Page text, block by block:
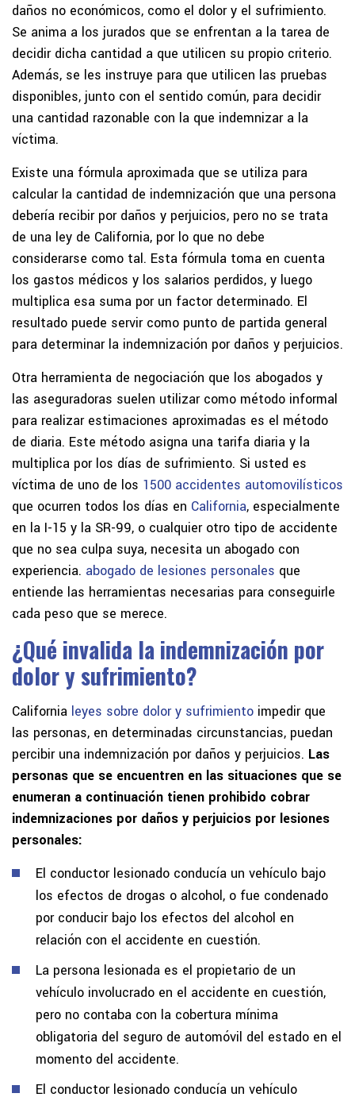
daños no económicos, como el dolor y el sufrimiento.
Se anima a los jurados que se enfrentan a la tarea de
decidir dicha cantidad a que utilicen su propio criterio.
Además, se les instruye para que utilicen las pruebas
disponibles, junto con el sentido común, para decidir
una cantidad razonable con la que indemnizar a la
víctima.
Existe una fórmula aproximada que se utiliza para
calcular la cantidad de indemnización que una persona
debería recibir por daños y perjuicios, pero no se trata
de una ley de California, por lo que no debe
considerarse como tal. Esta fórmula toma en cuenta
los gastos médicos y los salarios perdidos, y luego
multiplica esa suma por un factor determinado. El
resultado puede servir como punto de partida general
para determinar la indemnización por daños y perjuicios.
Otra herramienta de negociación que los abogados y
las aseguradoras suelen utilizar como método informal
para realizar estimaciones aproximadas es el método
de diaria. Este método asigna una tarifa diaria y la
multiplica por los días de sufrimiento. Si usted es
víctima de uno de los 1500 accidentes automovilísticos
que ocurren todos los días en California, especialmente
en la I-15 y la SR-99, o cualquier otro tipo de accidente
que no sea culpa suya, necesita un abogado con
experiencia. abogado de lesiones personales que
entiende las herramientas necesarias para conseguirle
cada peso que se merece.
¿Qué invalida la indemnización por
dolor y sufrimiento?
California leyes sobre dolor y sufrimiento impedir que
las personas, en determinadas circunstancias, puedan
percibir una indemnización por daños y perjuicios. Las
personas que se encuentren en las situaciones que se
enumeran a continuación tienen prohibido cobrar
indemnizaciones por daños y perjuicios por lesiones
personales:
El conductor lesionado conducía un vehículo bajo
los efectos de drogas o alcohol, o fue condenado
por conducir bajo los efectos del alcohol en
relación con el accidente en cuestión.
La persona lesionada es el propietario de un
vehículo involucrado en el accidente en cuestión,
pero no contaba con la cobertura mínima
obligatoria del seguro de automóvil del estado en el
momento del accidente.
El conductor lesionado conducía un vehículo